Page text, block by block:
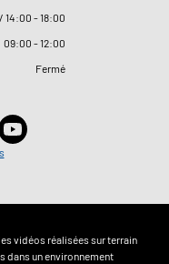
14:00 - 18:00
09:00 - 12:00
Fermé
vidéos réalisées sur terrain
dans un environnement